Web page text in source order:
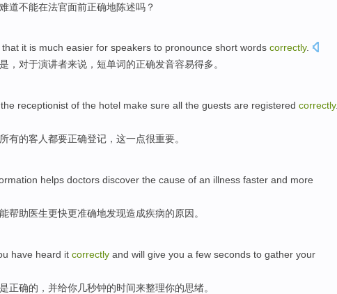
难道不能在法官面前正确地陈述吗？
that it is much easier for speakers to pronounce short words correctly.
是 ， 对于演讲者来说， 短单词的正确发音容易得多。
the receptionist of the hotel make sure all the guests are registered correctly.
所有的客人都要正确登记 ，这一点很重要。
helps doctors discover the cause of an illness faster and more
能帮助医生更快更准确地发现造成疾病的原因。
have heard it correctly and will give you a few seconds to gather your
是正确的， 并给你几秒钟的时间来整理你的思绪。